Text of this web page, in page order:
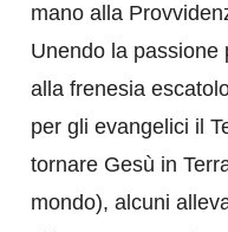
mano alla
Unendo la passione
alla frenesia
per gli evangelici il
tornare Gesù in
mondo), alcuni